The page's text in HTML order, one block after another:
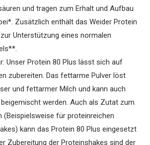
und tragen zum Erhalt und Aufbau
Zusätzlich enthält das Weider Protein
Unterstützung eines normalen
Unser Protein 80 Plus lässt sich auf
zubereiten. Das fettarme Pulver löst
und fettarmer Milch und kann auch
werden. Auch als Zutat zum
(Beispielsweise für proteinreichen
kann das Protein 80 Plus eingesetzt
Zubereitung der Proteinshakes sind der